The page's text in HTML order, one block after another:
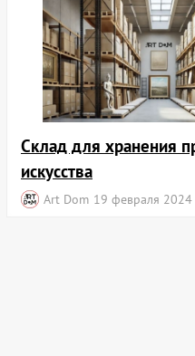
Склад для хранения
искусства
Art Dom 19 февраля 2024